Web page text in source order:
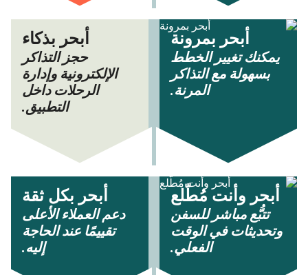
أبحر بمرونة
يمكنك تغيير الخطط
بسهولة مع التذاكر
المرنة.
أبحر بذكاء
حجز التذاكر
الإلكترونية وإدارة
الرحلات داخل
التطبيق.
أبحر وأنت مُطّلع
تتبُّع مباشر للسفن
وتحديثات في الوقت
الفعلي.
أبحر بكل ثقة
دعم العملاء الأعلى
تقييمًا عند الحاجة
إليه.